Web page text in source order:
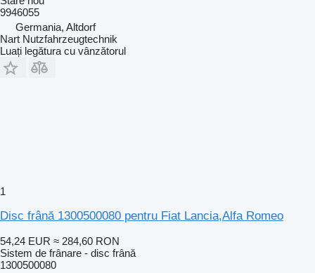
9946055
Germania, Altdorf
Nart Nutzfahrzeugtechnik
Luați legătura cu vânzătorul
1
Disc frână 1300500080 pentru Fiat Lancia,Alfa Romeo
54,24 EUR ≈ 284,60 RON
Sistem de frânare - disc frână
1300500080